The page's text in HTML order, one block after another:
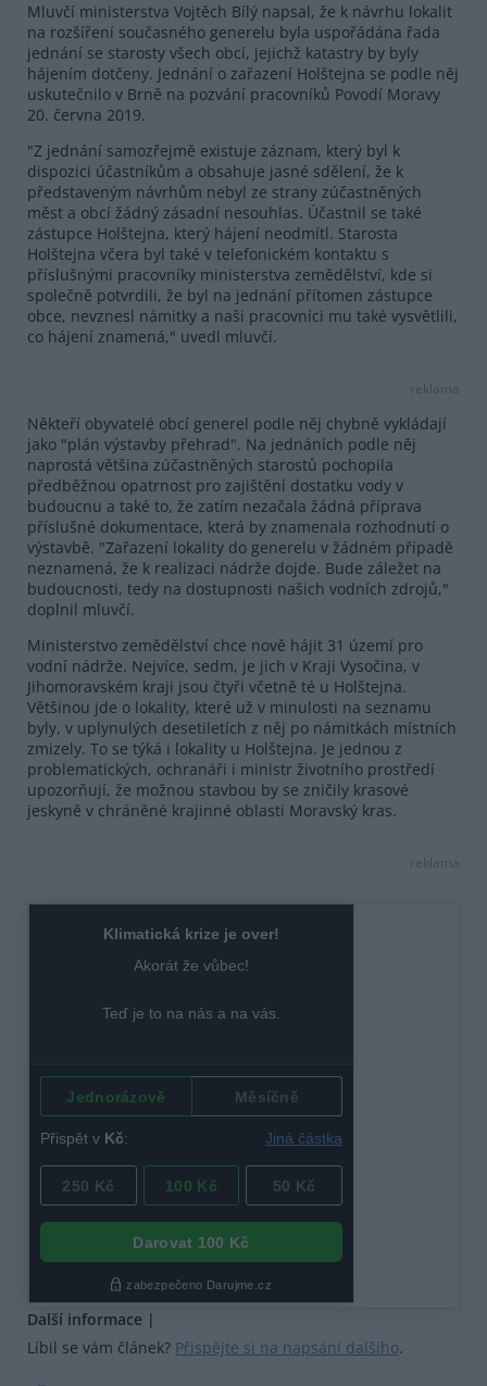
Mluvčí ministerstva Vojtěch Bílý napsal, že k návrhu lokalit
na rozšíření současného generelu byla uspořádána řada
jednání se starosty všech obcí, jejichž katastry by byly
hájením dotčeny. Jednání o zařazení Holštejna se podle něj
uskutečnilo v Brně na pozvání pracovníků Povodí Moravy
20. června 2019.
"Z jednání samozřejmě existuje záznam, který byl k
dispozici účastníkům a obsahuje jasné sdělení, že k
představeným návrhům nebyl ze strany zúčastněných
měst a obcí žádný zásadní nesouhlas. Účastnil se také
zástupce Holštejna, který hájení neodmítl. Starosta
Holštejna včera byl také v telefonickém kontaktu s
příslušnými pracovníky ministerstva zemědělství, kde si
společně potvrdili, že byl na jednání přítomen zástupce
obce, nevznesl námitky a naši pracovníci mu také vysvětlili,
co hájení znamená," uvedl mluvčí.
reklama
Někteří obyvatelé obcí generel podle něj chybně vykládají
jako "plán výstavby přehrad". Na jednáních podle něj
naprostá většina zúčastněných starostů pochopila
předběžnou opatrnost pro zajištění dostatku vody v
budoucnu a také to, že zatím nezačala žádná příprava
příslušné dokumentace, která by znamenala rozhodnutí o
výstavbě. "Zařazení lokality do generelu v žádném případě
neznamená, že k realizaci nádrže dojde. Bude záležet na
budoucnosti, tedy na dostupnosti našich vodních zdrojů,"
doplnil mluvčí.
Ministerstvo zemědělství chce nově hájit 31 území pro
vodní nádrže. Nejvíce, sedm, je jich v Kraji Vysočina, v
Jihomoravském kraji jsou čtyři včetně té u Holštejna.
Většinou jde o lokality, které už v minulosti na seznamu
byly, v uplynulých desetiletích z něj po námitkách místních
zmizely. To se týká i lokality u Holštejna. Je jednou z
problematických, ochranáři i ministr životního prostředí
upozorňují, že možnou stavbou by se zničily krasové
jeskyně v chráněné krajinné oblasti Moravský kras.
reklama
Další informace |
Líbil se vám článek? Přispějte si na napsání dalšího.